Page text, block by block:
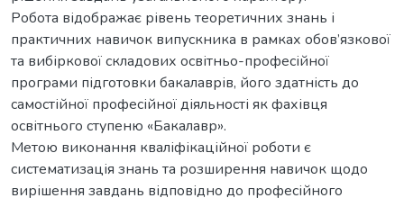
Робота відображає рівень теоретичних знань і
практичних навичок випускника в рамках обов’язкової
та вибіркової складових освітньо-професійної
програми підготовки бакалаврів, його здатність до
самостійної професійної діяльності як фахівця
освітнього ступеню «Бакалавр».
Метою виконання кваліфікаційної роботи є
систематизація знань та розширення навичок щодо
вирішення завдань відповідно до професійного